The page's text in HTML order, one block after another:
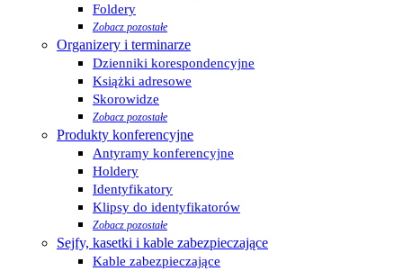
Foldery
Zobacz pozostałe
Organizery i terminarze
Dzienniki korespondencyjne
Książki adresowe
Skorowidze
Zobacz pozostałe
Produkty konferencyjne
Antyramy konferencyjne
Holdery
Identyfikatory
Klipsy do identyfikatorów
Zobacz pozostałe
Sejfy, kasetki i kable zabezpieczające
Kable zabezpieczające